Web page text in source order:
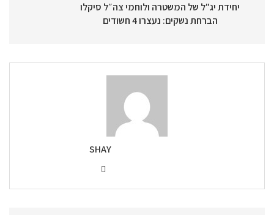
יחידת יג"ל של המשטרה ולוחמי צה״ל סיקלו
הברחת נשקים: נעצרו 4 חשודים
SHAY